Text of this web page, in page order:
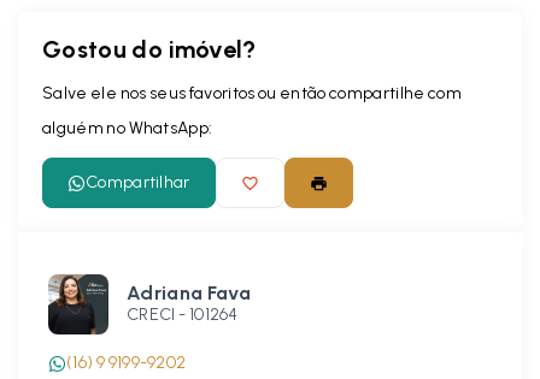
Gostou do imóvel?
Salve ele nos seus favoritos ou então compartilhe com
alguém no WhatsApp:
Compartilhar
Adriana Fava
CRECI - 101264
(16) 9 9199-9202